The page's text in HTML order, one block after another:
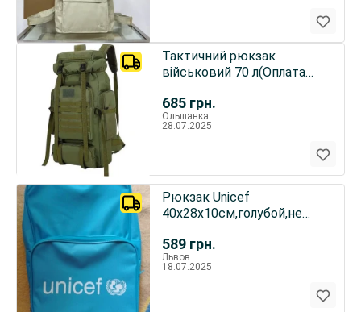
685 грн.
Тактичний рюкзак
військовий 70 л(Оплата
Ольшанка
28.07.2025
589 грн.
Рюкзак Unicef
40х28х10см,голубой,не
Львов
18.07.2025